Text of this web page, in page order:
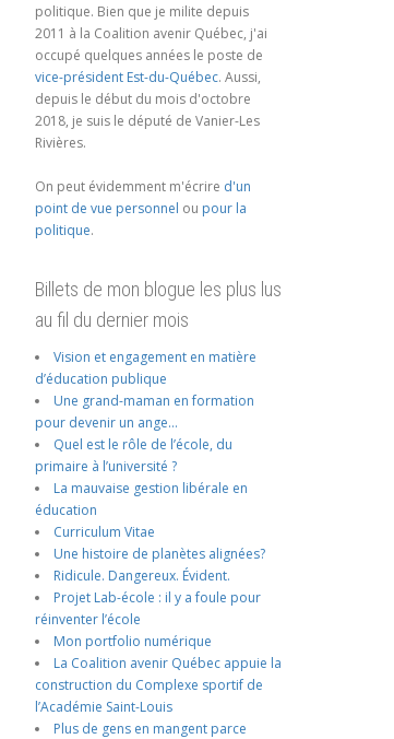
politique. Bien que je milite depuis
2011 à la Coalition avenir Québec, j'ai
occupé quelques années le poste de
vice-président Est-du-Québec. Aussi,
depuis le début du mois d'octobre
2018, je suis le député de Vanier-Les
Rivières.
On peut évidemment m'écrire d'un
point de vue personnel ou pour la
politique.
Billets de mon blogue les plus lus
au fil du dernier mois
Vision et engagement en matière
d’éducation publique
Une grand-maman en formation
pour devenir un ange…
Quel est le rôle de l’école, du
primaire à l’université ?
La mauvaise gestion libérale en
éducation
Curriculum Vitae
Une histoire de planètes alignées?
Ridicule. Dangereux. Évident.
Projet Lab-école : il y a foule pour
réinventer l’école
Mon portfolio numérique
La Coalition avenir Québec appuie la
construction du Complexe sportif de
l’Académie Saint-Louis
Plus de gens en mangent parce